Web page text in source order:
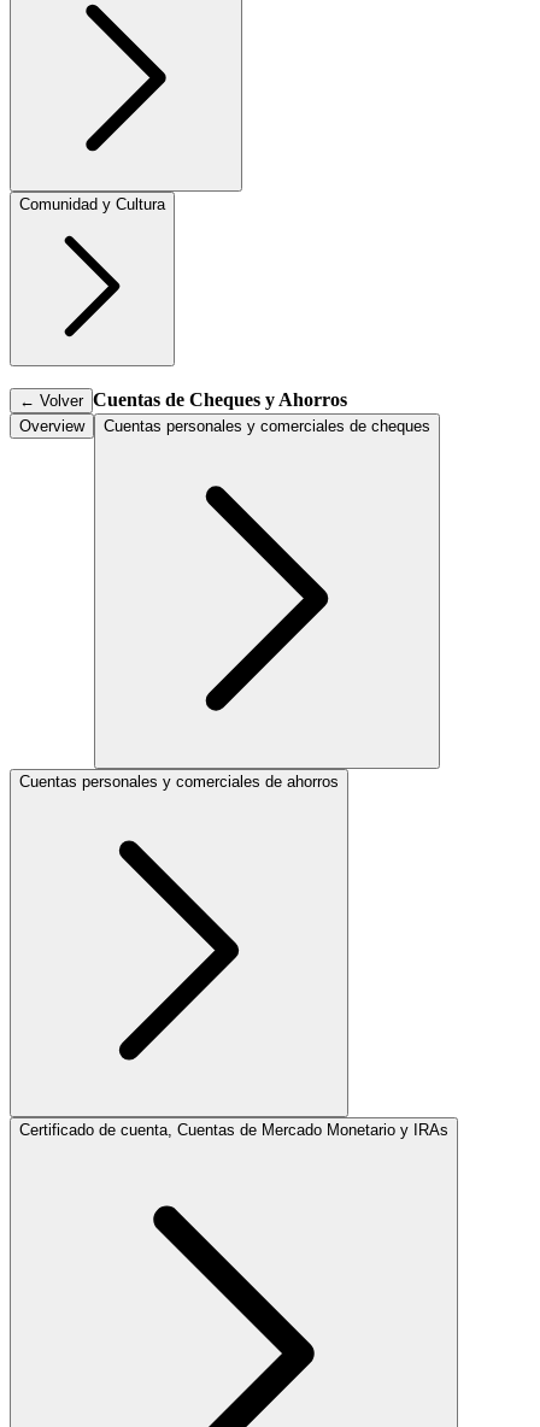
Comunidad y Cultura
← Volver Cuentas de Cheques y Ahorros
Overview Cuentas personales y comerciales de cheques
Cuentas personales y comerciales de ahorros
Certificado de cuenta, Cuentas de Mercado Monetario y IRAs